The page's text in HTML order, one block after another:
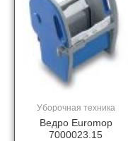
Уборочная техника
Ведро Euromop
7000023.15